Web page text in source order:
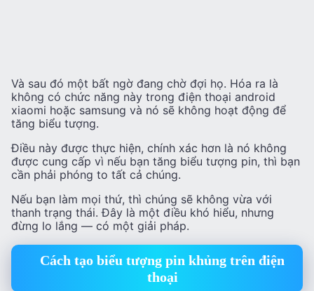
Và sau đó một bất ngờ đang chờ đợi họ. Hóa ra là
không có chức năng này trong điện thoại android
xiaomi hoặc samsung và nó sẽ không hoạt động để
tăng biểu tượng.
Điều này được thực hiện, chính xác hơn là nó không
được cung cấp vì nếu bạn tăng biểu tượng pin, thì bạn
cần phải phóng to tất cả chúng.
Nếu bạn làm mọi thứ, thì chúng sẽ không vừa với
thanh trạng thái. Đây là một điều khó hiểu, nhưng
đừng lo lắng — có một giải pháp.
Cách tạo biểu tượng pin khủng trên điện
thoại